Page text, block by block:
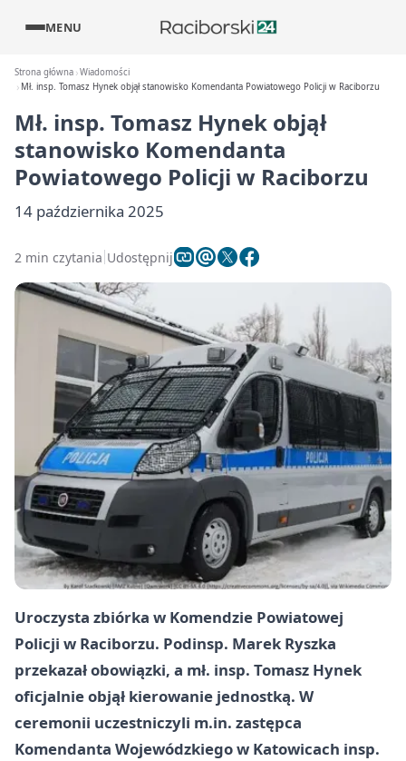
MENU
Strona główna Wiadomości
Mł. insp. Tomasz Hynek objął stanowisko Komendanta Powiatowego Policji w Raciborzu
Mł. insp. Tomasz Hynek objął
stanowisko Komendanta
Powiatowego Policji w Raciborzu
14 października 2025
2 min czytania Udostępnij
Uroczysta zbiórka w Komendzie Powiatowej
Policji w Raciborzu. Podinsp. Marek Ryszka
przekazał obowiązki, a mł. insp. Tomasz Hynek
oficjalnie objął kierowanie jednostką. W
ceremonii uczestniczyli m.in. zastępca
Komendanta Wojewódzkiego w Katowicach insp.